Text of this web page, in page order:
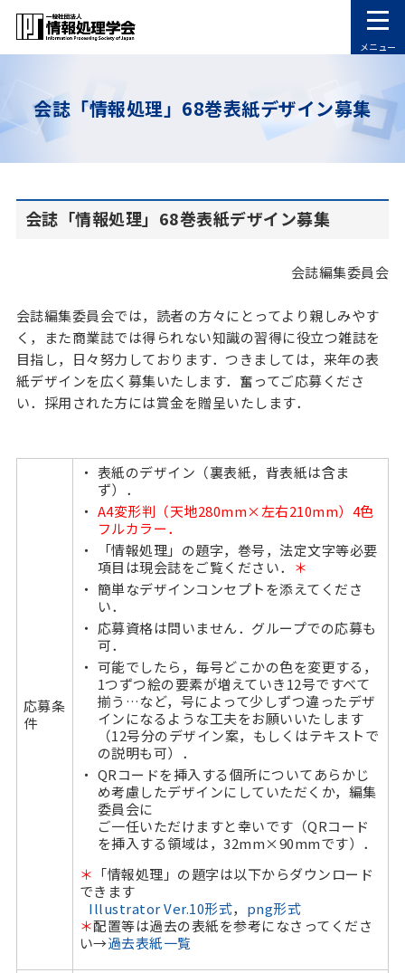
メニュー
会誌「情報処理」68巻表紙デザイン募集
会誌「情報処理」68巻表紙デザイン募集
会誌編集委員会
会誌編集委員会では，読者の方々にとってより親しみやす
く，また商業誌では得られない知識の習得に役立つ雑誌を
目指し，日々努力しております．つきましては，来年の表
紙デザインを広く募集いたします．奮ってご応募くださ
い．採用された方には賞金を贈呈いたします．
応募条
件
表紙のデザイン（裏表紙，背表紙は含ま
ず）．
A4変形判（天地280mm×左右210mm）4色
フルカラー．
「情報処理」の題字，巻号，法定文字等必要
項目は現会誌をご覧ください． ＊
簡単なデザインコンセプトを添えてくださ
い．
応募資格は問いません．グループでの応募も
可．
可能でしたら，毎号どこかの色を変更する，
1つずつ絵の要素が増えていき12号ですべて
揃う…など，号によって少しずつ違ったデザ
インになるような工夫をお願いいたします
（12号分のデザイン案，もしくはテキストで
の説明も可）．
QRコードを挿入する個所についてあらかじ
め考慮したデザインにしていただくか，編集
委員会に
ご一任いただけますと幸いです（QRコード
を挿入する領域は，32mm×90mmです）．
＊ 「情報処理」の題字は以下からダウンロード
できます
Illustrator Ver.10形式， png形式
＊配置等は過去の表紙を参考になさってくださ
い→過去表紙一覧